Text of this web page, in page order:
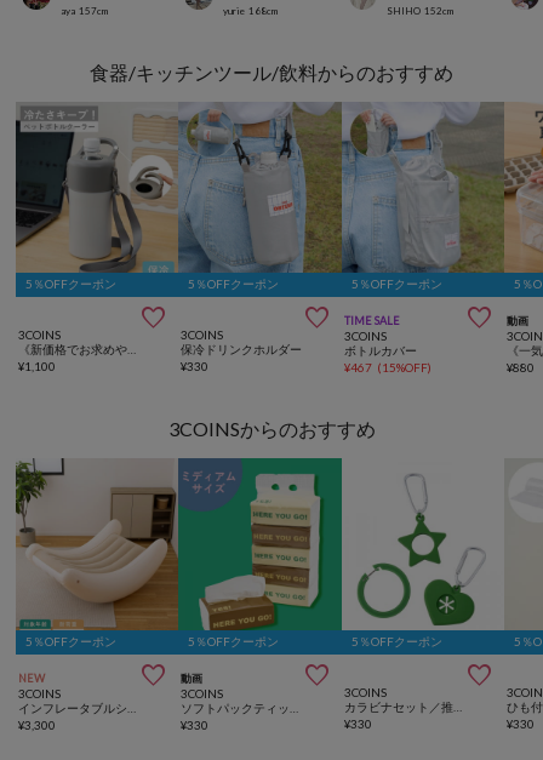
aya 157cm yurie 168cm SHIHO 152cm
食器/キッチンツール/飲料からのおすすめ
5％OFFクーポン

3COINS
《新価格でお求めやすくなりました》カラビナ付きペットボトルクーラー/KITINTO
¥1,100
5％OFFクーポン

3COINS
保冷ドリンクホルダー
¥330
5％OFFクーポン
TIME SALE 
3COINS
ボトルカバー
¥467 (15%OFF)
5％
動画
¥880
3COINSからのおすすめ
5％OFFクーポン
NEW 
3COINS
¥3,300
5％OFFクーポン
動画 
3COINS
¥330
5％OFFクーポン

3COINS
¥330
5％
¥330